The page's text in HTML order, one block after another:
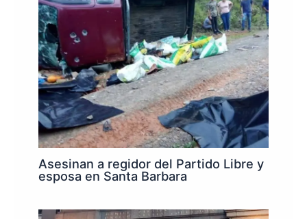
Asesinan a regidor del Partido Libre y
esposa en Santa Barbara